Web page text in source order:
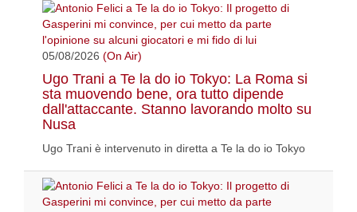
05/08/2026 (On Air)
Ugo Trani a Te la do io Tokyo: La Roma si
sta muovendo bene, ora tutto dipende
dall'attaccante. Stanno lavorando molto su
Nusa
Ugo Trani è intervenuto in diretta a Te la do io Tokyo